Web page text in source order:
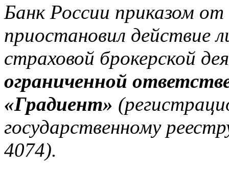
Банк России приказом
приостановил действие
страховой брокерской
ограниченной
«Градиент»
государственному
4074).